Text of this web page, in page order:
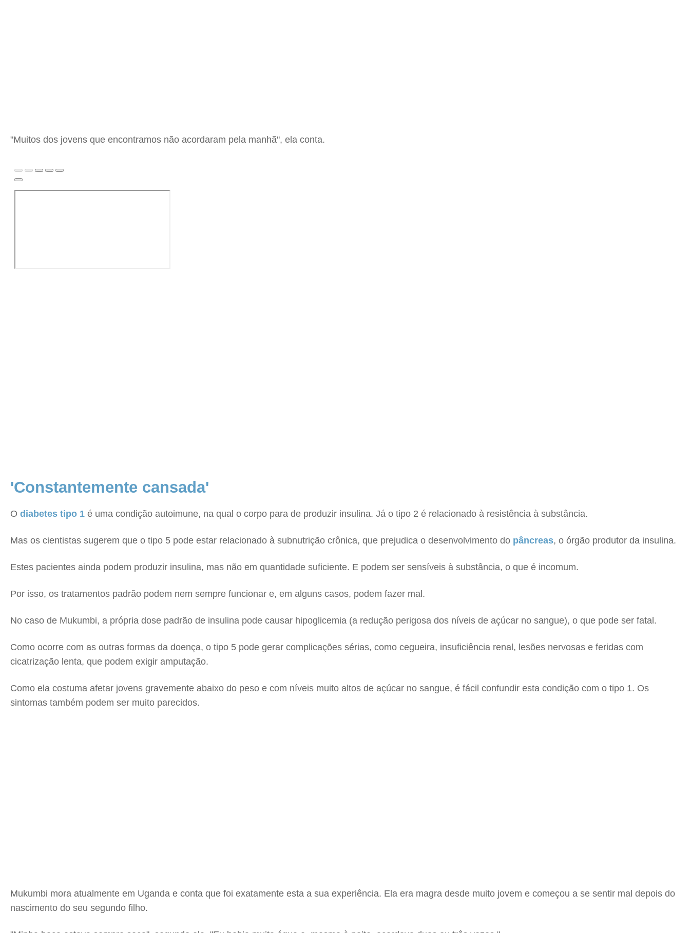
"Muitos dos jovens que encontramos não acordaram pela manhã", ela conta.
'Constantemente cansada'
O diabetes tipo 1 é uma condição autoimune, na qual o corpo para de produzir insulina. Já o tipo 2 é relacionado à resistência à substância.
Mas os cientistas sugerem que o tipo 5 pode estar relacionado à subnutrição crônica, que prejudica o desenvolvimento do pâncreas, o órgão produtor da insulina.
Estes pacientes ainda podem produzir insulina, mas não em quantidade suficiente. E podem ser sensíveis à substância, o que é incomum.
Por isso, os tratamentos padrão podem nem sempre funcionar e, em alguns casos, podem fazer mal.
No caso de Mukumbi, a própria dose padrão de insulina pode causar hipoglicemia (a redução perigosa dos níveis de açúcar no sangue), o que pode ser fatal.
Como ocorre com as outras formas da doença, o tipo 5 pode gerar complicações sérias, como cegueira, insuficiência renal, lesões nervosas e feridas com
cicatrização lenta, que podem exigir amputação.
Como ela costuma afetar jovens gravemente abaixo do peso e com níveis muito altos de açúcar no sangue, é fácil confundir esta condição com o tipo 1. Os
sintomas também podem ser muito parecidos.
Mukumbi mora atualmente em Uganda e conta que foi exatamente esta a sua experiência. Ela era magra desde muito jovem e começou a se sentir mal depois do
nascimento do seu segundo filho.